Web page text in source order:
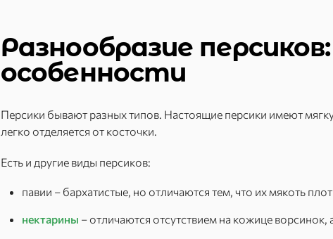
Разнообразие
особенности
Персики бывают разных типов. Настоящие персики имеют
легко отделяется от косточки.
Есть и другие виды персиков:
павии – бархатистые, но отличаются тем, что их мякоть
нектарины – отличаются отсутствием на кожице ворсинок,